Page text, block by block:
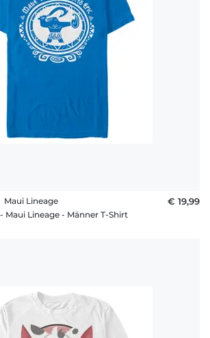
Maui Lineage
Maui Lineage - Männer T-Shirt
€ 19,99